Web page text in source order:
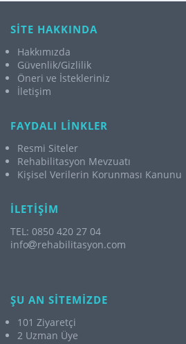
SİTE HAKKINDA
Hakkımızda
Güvenlik/Gizlilik
Öneri ve İstekleriniz
İletişim
FAYDALI LİNKLER
Resmi Siteler
Rehabilitasyon Mevzuatı
Kişisel Verilerin Korunması Kanunu
İLETİŞİM
TEL: 0850 420 27 04
info
rehabilitasyon.com
ŞU AN SİTEMİZDE
101 Ziyaretçi
2 Uzman Üye